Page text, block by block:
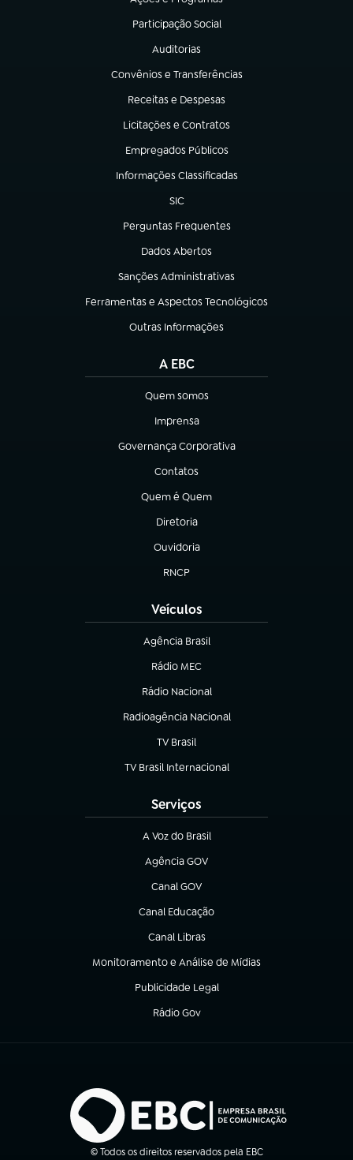
(abre em nova aba)
Participação Social
(abre em nova aba)
Auditorias
(abre em nova aba)
Convênios e Transferências
(abre em nova aba)
Receitas e Despesas
(abre em nova aba)
Licitações e Contratos
(abre em nova aba)
Empregados Públicos
(abre em nova aba)
Informações Classificadas
(abre em nova aba)
SIC
(abre em nova aba)
Perguntas Frequentes
(abre em nova aba)
Dados Abertos
(abre em nova aba)
Sanções Administrativas
(abre em nova aba)
Ferramentas e Aspectos Tecnológicos
(abre em nova aba)
Outras Informações
(abre em nova aba)
A EBC
Quem somos
(abre em nova aba)
Imprensa
(abre em nova aba)
Governança Corporativa
(abre em nova aba)
Contatos
(abre em nova aba)
Quem é Quem
(abre em nova aba)
Diretoria
(abre em nova aba)
Ouvidoria
(abre em nova aba)
RNCP
(abre em nova aba)
Veículos
Agência Brasil
(abre em nova aba)
Rádio MEC
(abre em nova aba)
Rádio Nacional
Radioagência Nacional
(abre em nova aba)
TV Brasil
(abre em nova aba)
TV Brasil Internacional
(abre em nova aba)
Serviços
A Voz do Brasil
(abre em nova aba)
Agência GOV
(abre em nova aba)
Canal GOV
(abre em nova aba)
Canal Educação
(abre em nova aba)
Canal Libras
(abre em nova aba)
Monitoramento e Análise de Mídias
(abre em nova aba)
Publicidade Legal
(abre em nova aba)
Rádio Gov
(abre em nova aba)
© Todos os direitos reservados pela EBC